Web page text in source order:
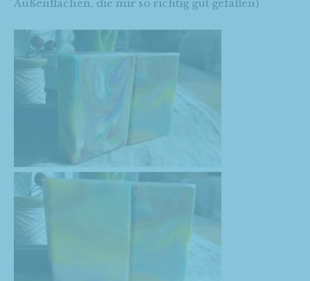
Außenflächen, die mir so richtig gut gefallen)